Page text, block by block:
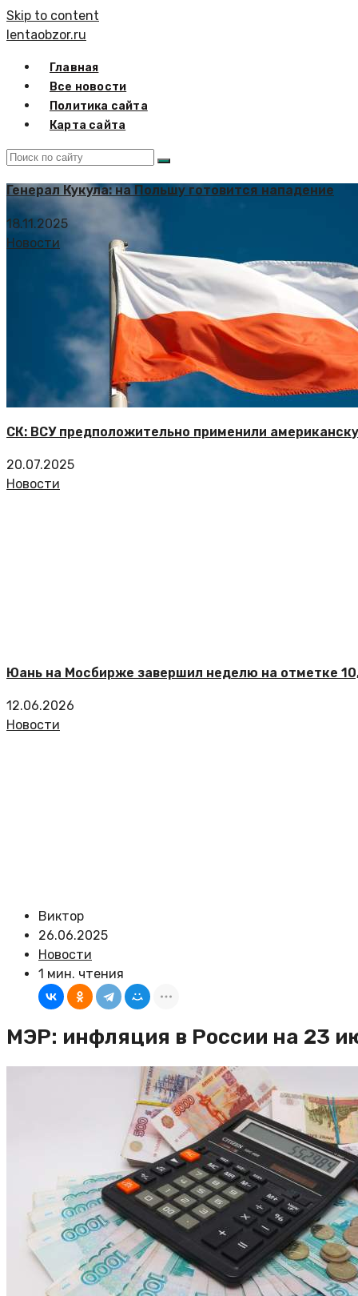
Skip to content
lentaobzor.ru
Главная
Все новости
Политика сайта
Карта сайта
Генерал Кукула: на Польшу готовится нападение
18.11.2025
Новости
СК: ВСУ предположительно применили
20.07.2025
Новости
Юань на Мосбирже завершил неделю на отметке
12.06.2026
Новости
Виктор
26.06.2025
Новости
1 мин. чтения
МЭР: инфляция в России на 23